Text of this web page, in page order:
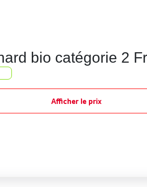
bio catégorie 2
Afficher le prix